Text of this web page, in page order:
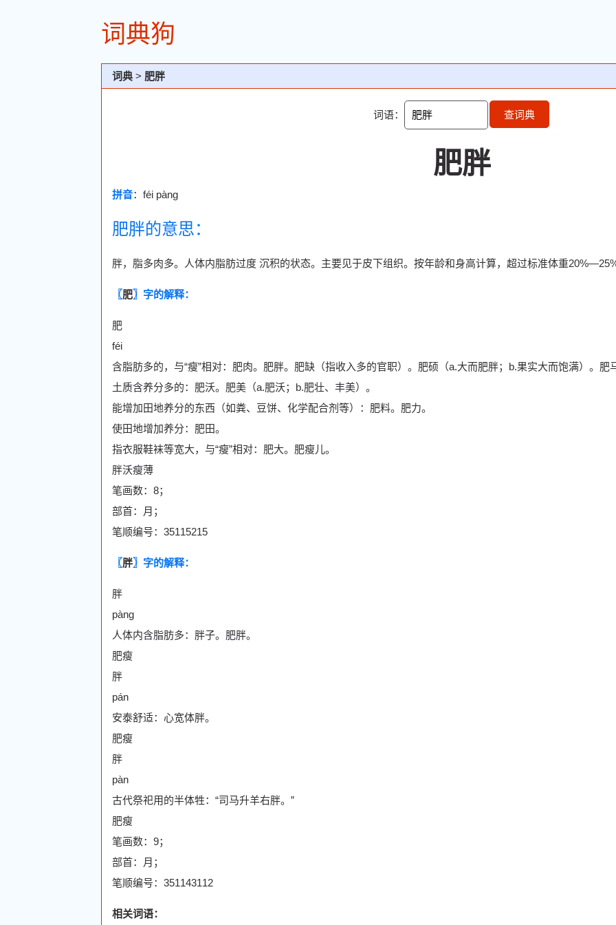
词典狗
词典 > 肥胖
词语： 查词典
肥胖
拼音：féi pàng
肥胖的意思：
胖，脂多肉多。人体内脂肪过度 沉积的状态。主要见于皮下组织。按年龄和身高计算，超过标准体重
〖肥〗字的解释：
肥
féi
含脂肪多的，与“瘦”相对：肥肉。肥胖。肥缺（指收入多的官职）。肥硕（a.大而肥胖；b.果实大而饱满）。肥
土质含养分多的：肥沃。肥美（a.肥沃；b.肥壮、丰美）。
能增加田地养分的东西（如粪、豆饼、化学配合剂等）：肥料。肥力。
使田地增加养分：肥田。
指衣服鞋袜等宽大，与“瘦”相对：肥大。肥瘦儿。
胖沃瘦薄
笔画数：8；
部首：月；
笔顺编号：35115215
〖胖〗字的解释：
胖
pàng
人体内含脂肪多：胖子。肥胖。
肥瘦
胖
pán
安泰舒适：心宽体胖。
肥瘦
胖
pàn
古代祭祀用的半体牲：“司马升羊右胖。”
肥瘦
笔画数：9；
部首：月；
笔顺编号：351143112
相关词语：